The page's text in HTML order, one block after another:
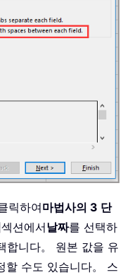
릭하여마법사의 3 단
섹션에서날짜를 선택하
합니다。 원본 값을 유
할 수도 있습니다。 스